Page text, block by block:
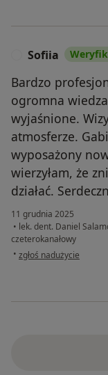
Sofiia
Bardzo
ogromna
wyjaśnione.
atmosferze.
wyposażony
wierzyłam, że
działać.
11 grudnia 2025
• lek. dent. Daniel
czeterokanałowy
• w opinii użytkownika
zgłoś nadużycie